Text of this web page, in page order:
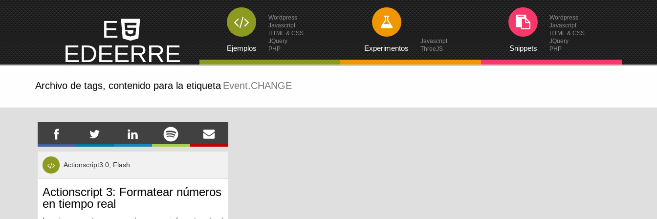
E
EDEERRE
Ejemplos
Wordpress
Javascript
HTML & CSS
JQuery
PHP
Experimentos
Javascript
ThreeJS
Snippets
Wordpress
Javascript
HTML & CSS
JQuery
PHP
Archivo de tags, contenido para la etiqueta Event.CHANGE
Actionscript3.0, Flash
Actionscript 3: Formatear números
en tiempo real